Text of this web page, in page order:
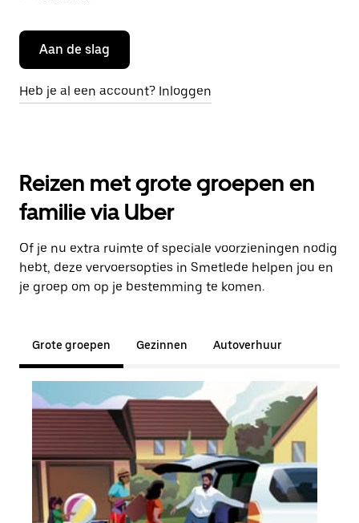
Aan de slag
Heb je al een account? Inloggen
Reizen met grote groepen en
familie via Uber
Of je nu extra ruimte of speciale voorzieningen nodig
hebt, deze vervoersopties in Smetlede helpen jou en
je groep om op je bestemming te komen.
Grote groepen Gezinnen Autoverhuur